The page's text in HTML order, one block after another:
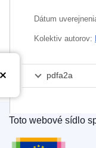
Balíček
Dátum
Kolektiv autorov:
pdfa2a
Úrad pre
Toto webové sídlo